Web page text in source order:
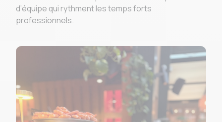
d’équipe qui rythment les temps forts
professionnels.